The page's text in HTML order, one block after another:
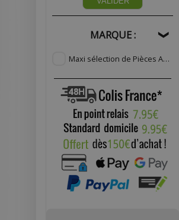
MARQUE : ❯
Maxi sélection de Pièces Adaptables